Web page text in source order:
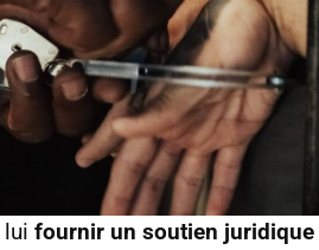
lui fournir un soutien juridique